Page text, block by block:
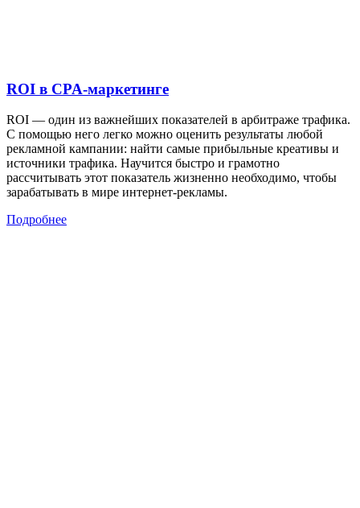
ROI в CPA-маркетинге
ROI — один из важнейших показателей в арбитраже трафика.
С помощью него легко можно оценить результаты любой
рекламной кампании: найти самые прибыльные креативы и
источники трафика. Научится быстро и грамотно
рассчитывать этот показатель жизненно необходимо, чтобы
зарабатывать в мире интернет-рекламы.
Подробнее